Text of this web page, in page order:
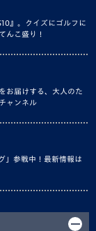
』。クイズにゴルフに
んこ盛り！
お届けする、大人のた
ャンネル
」参戦中！最新情報は